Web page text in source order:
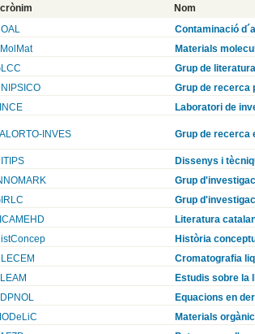
Nom
Contaminació
Materials
Grup de
Grup de recerca
Laboratori de
INVES Grup de recerca
Dissenys i
Grup
Grup
Literatura
Història
Cromatografia
Estudis sobre la
Equacions en
Materials